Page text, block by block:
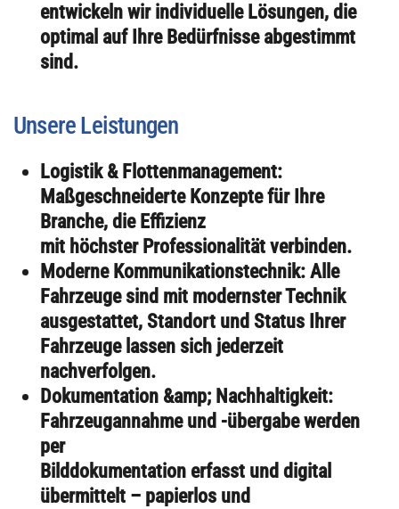
entwickeln wir individuelle Lösungen, die
optimal auf Ihre Bedürfnisse abgestimmt
sind.
Unsere Leistungen
Logistik & Flottenmanagement:
Maßgeschneiderte Konzepte für Ihre
Branche, die Effizienz
mit höchster Professionalität verbinden.
Moderne Kommunikationstechnik: Alle
Fahrzeuge sind mit modernster Technik
ausgestattet, Standort und Status Ihrer
Fahrzeuge lassen sich jederzeit
nachverfolgen.
Dokumentation &amp; Nachhaltigkeit:
Fahrzeugannahme und -übergabe werden
per
Bilddokumentation erfasst und digital
übermittelt – papierlos und